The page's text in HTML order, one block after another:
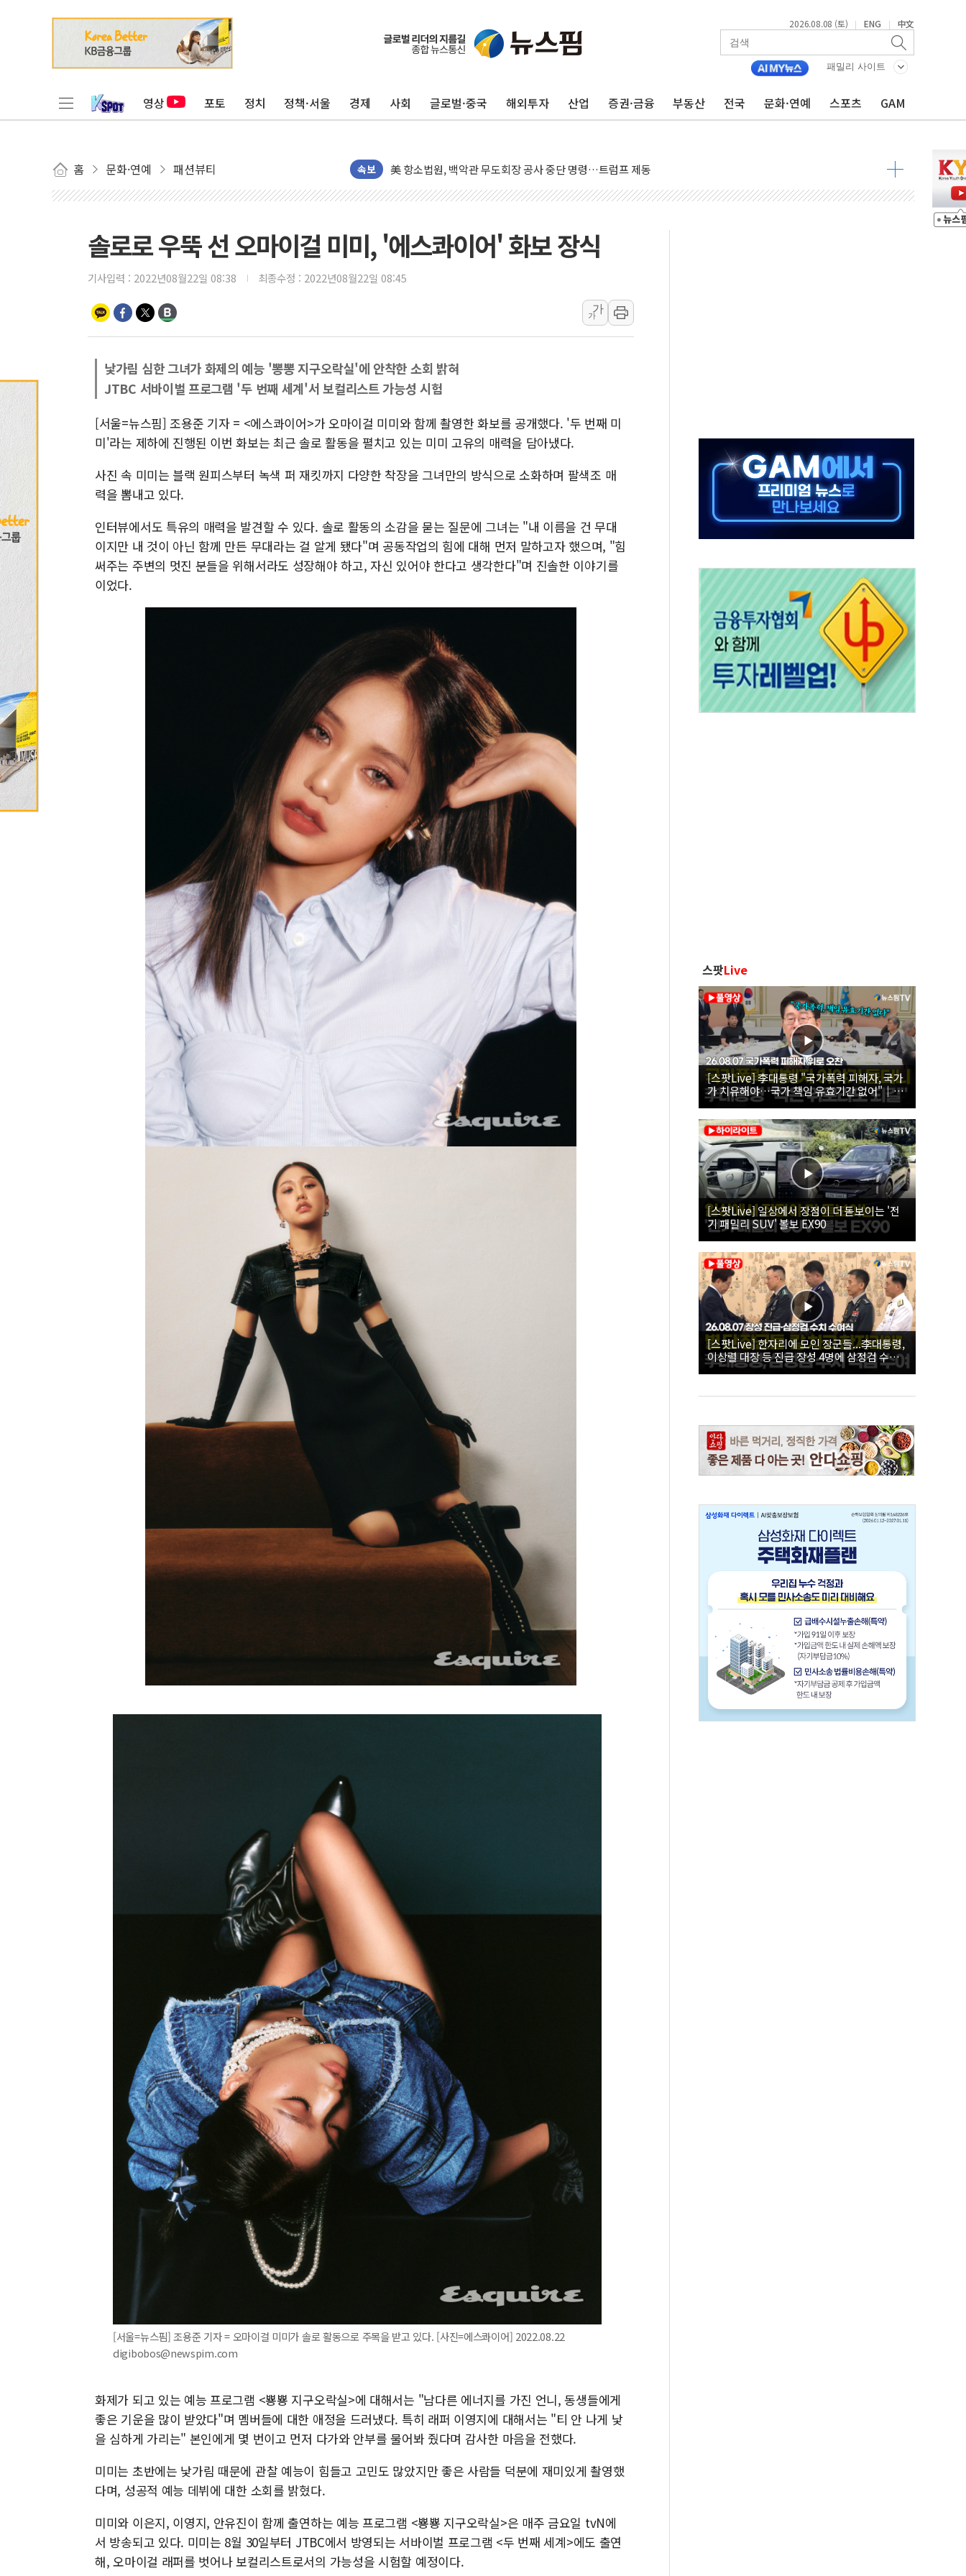
2026.08.08 (토) | ENG | 中文
패밀리 사이트
영상 포토 정치 정책·서울 경제 사회 글로벌·중국 해외투자 산업 증권·금융 부동산 전국 문화·연예 스포츠 GAM
홈 문화·연예 패션뷰티 속보
트럼프, 쿡 연준 이사 해임 재추진…"26일까지 의혹 소명" 요구
유럽증시, 美 고용 예상 밖 부진에 연준 금리 인상 가능성 낮아지며 상승… STOXX 600 지수는 나흘 연속 최고치
[종합] 이슬람 수니파 3국, '공동방위협정' 체결… 이스라엘·이란 위협에 맞설 자체 억지력 강화
트럼프, 백신·자폐증 행정명령 검토…"이르면 다음 주"
이란 핵심 원유 수출항 '하르그섬', 최근 1주일 이상 '올스톱'… 美 해상봉쇄 영향
美 고용 쇼크에 엔화 장중 급등…시장은 "또 개입했나" 촉각
뉴욕증시 프리뷰, 美 고용 쇼크에 금리 인상 우려 후퇴…나스닥 선물 1%대 상승
[종합] 美 7월 고용 2만3000명 감소 '쇼크'…9월 금리 인상 기대 후퇴
[사진] 이슬람 수니파 3개국, 공동방위협정 체결
뉴욕증시 개장 전 특징주...아틀라시안·클라우드플레어·태양광주↑ VS 트레이드데스크·웬디스↓
보훈부, 미 DPAA와 MOU… "6·25 미군 실종자 7359명 끝까지 찾겠다"
트럼프 "금리 내려야"…파월 때와 달리 워시엔 톤 낮춰
특정 정치인 측근 포항시 정책특보 내정설...포항시 '시끌'
李 "해남 태양광, 대한민국 다음 100년 밑거름…수도권 집중 완화 전환점"
트럼프, 中 겨냥 폴리실리콘 관세 15% 부과…美 태양광주 급등
[사진] 빈살만과 에르도안의 만남
솔로로 우뚝 선 오마이걸 미미, '에스콰이어' 화보 장식
기사입력 : 2022년08월22일 08:38 최종수정 : 2022년08월22일 08:45
가
가
낯가림 심한 그녀가 화제의 예능 '뽕뽕 지구오락실'에 안착한 소회 밝혀
JTBC 서바이벌 프로그램 '두 번째 세계'서 보컬리스트 가능성 시험
[서울=뉴스핌] 조용준 기자 = <에스콰이어>가 오마이걸 미미와 함께 촬영한 화보를 공개했다. '두 번째 미
미'라는 제하에 진행된 이번 화보는 최근 솔로 활동을 펼치고 있는 미미 고유의 매력을 담아냈다.
사진 속 미미는 블랙 원피스부터 녹색 퍼 재킷까지 다양한 착장을 그녀만의 방식으로 소화하며 팔색조 매
력을 뽐내고 있다.
인터뷰에서도 특유의 매력을 발견할 수 있다. 솔로 활동의 소감을 묻는 질문에 그녀는 "내 이름을 건 무대
이지만 내 것이 아닌 함께 만든 무대라는 걸 알게 됐다"며 공동작업의 힘에 대해 먼저 말하고자 했으며, "힘
써주는 주변의 멋진 분들을 위해서라도 성장해야 하고, 자신 있어야 한다고 생각한다"며 진솔한 이야기를
이었다.
[서울=뉴스핌] 조용준 기자 = 오마이걸 미미가 솔로 활동으로 주목을 받고 있다. [사진=에스콰이어] 2022.08.22
digibobos@newspim.com
화제가 되고 있는 예능 프로그램 <뿅뿅 지구오락실>에 대해서는 "남다른 에너지를 가진 언니, 동생들에게
좋은 기운을 많이 받았다"며 멤버들에 대한 애정을 드러냈다. 특히 래퍼 이영지에 대해서는 "티 안 나게 낯
을 심하게 가리는" 본인에게 몇 번이고 먼저 다가와 안부를 물어봐 줬다며 감사한 마음을 전했다.
미미는 초반에는 낯가림 때문에 관찰 예능이 힘들고 고민도 많았지만 좋은 사람들 덕분에 재미있게 촬영했
다며, 성공적 예능 데뷔에 대한 소회를 밝혔다.
미미와 이은지, 이영지, 안유진이 함께 출연하는 예능 프로그램 <뿅뿅 지구오락실>은 매주 금요일 tvN에
서 방송되고 있다. 미미는 8월 30일부터 JTBC에서 방영되는 서바이벌 프로그램 <두 번째 세계>에도 출연
해, 오마이걸 래퍼를 벗어나 보컬리스트로서의 가능성을 시험할 예정이다.
스팟Live
[스팟Live] 李대통령 "국가폭력 피해자, 국가
가 치유해야…국가 책임 유효기간 없어"｜
26.08.07 국가폭력 피해자 위로 오찬
[스팟Live] 일상에서 장점이 더 돋보이는 '전
기 패밀리 SUV' 볼보 EX90
[스팟Live] 한자리에 모인 장군들...李대통령,
이상렬 대장 등 진급 장성 4명에 삼정검 수치
직접 수여｜26.08.07 장성 진급·삼정검 수치